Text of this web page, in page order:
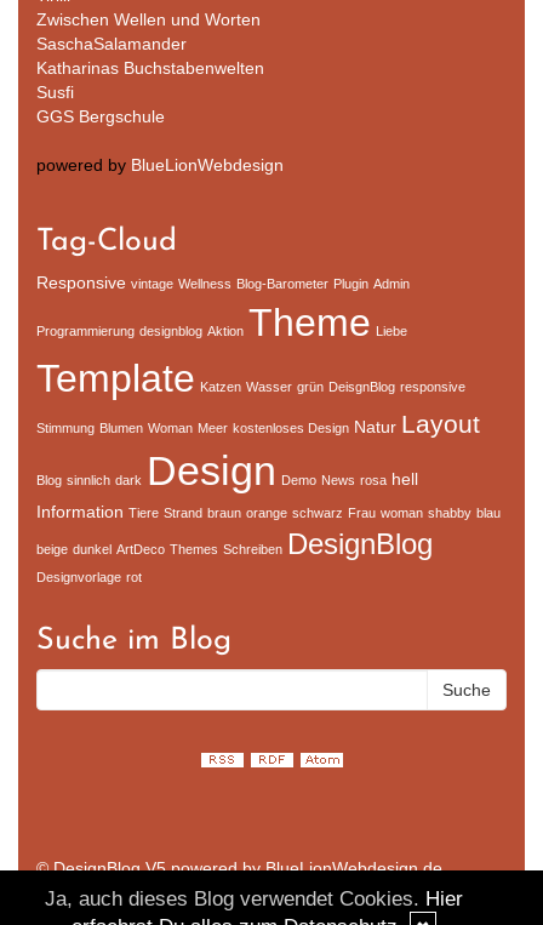
Zwischen Wellen und Worten
SaschaSalamander
Katharinas Buchstabenwelten
Susfi
GGS Bergschule
powered by BlueLionWebdesign
Tag-Cloud
Responsive vintage Wellness Blog-Barometer Plugin Admin
Programmierung designblog Aktion Theme Liebe
Template Katzen Wasser grün DeisgnBlog responsive
Stimmung Blumen Woman Meer kostenloses Design Natur Layout
Blog sinnlich dark Design Demo News rosa hell
Information Tiere Strand braun orange schwarz Frau woman shabby blau
beige dunkel ArtDeco Themes Schreiben DesignBlog
Designvorlage rot
Suche im Blog
© DesignBlog V5 powered by BlueLionWebdesign.de
Ja, auch dieses Blog verwendet Cookies. Hier